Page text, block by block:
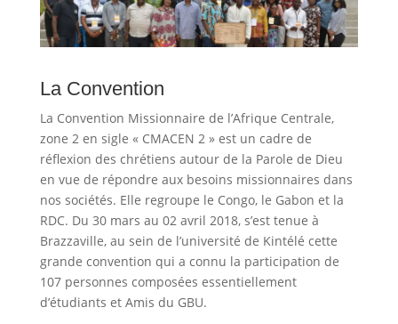
La Convention
La Convention Missionnaire de l’Afrique Centrale,
zone 2 en sigle « CMACEN 2 » est un cadre de
réflexion des chrétiens autour de la Parole de Dieu
en vue de répondre aux besoins missionnaires dans
nos sociétés. Elle regroupe le Congo, le Gabon et la
RDC. Du 30 mars au 02 avril 2018, s’est tenue à
Brazzaville, au sein de l’université de Kintélé cette
grande convention qui a connu la participation de
107 personnes composées essentiellement
d’étudiants et Amis du GBU.